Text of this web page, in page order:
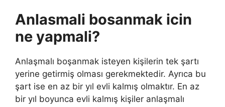
Anlasmali bosanmak icin
ne yapmali?
Anlaşmalı boşanmak isteyen kişilerin tek şartı
yerine getirmiş olması gerekmektedir. Ayrıca bu
şart ise en az bir yıl evli kalmış olmaktır. En az
bir yıl boyunca evli kalmış kişiler anlaşmalı